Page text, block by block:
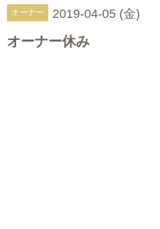
オーナー 2019-04-05 (金)
オーナー休み